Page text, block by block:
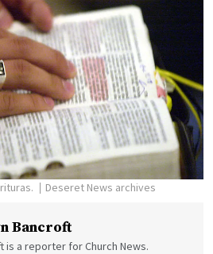
Deseret News archives
Bancroft
is a reporter for Church News.